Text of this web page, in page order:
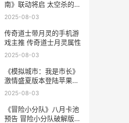
南》联动将启 太空杀的规
则
2025-08-03
传奇道士带月灵的手机游
戏主推 传奇道士月灵属性
2025-08-03
《模拟城市：我是市长》
激情盛夏版本登陆苹果
AppStore 模拟城市我是
2025-08-03
《冒险小分队》八月卡池
预告 冒险小分队破解版下